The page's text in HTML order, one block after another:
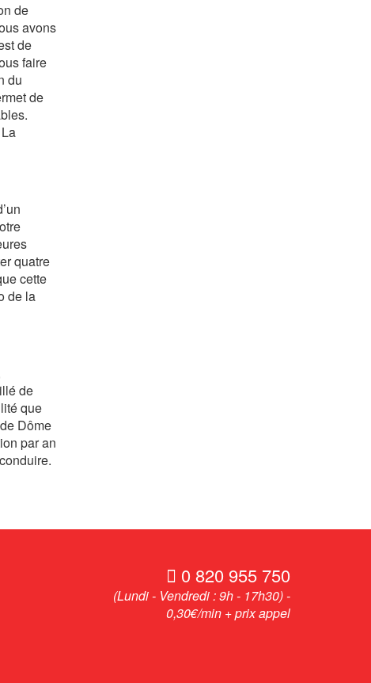
de
avons
de
faire
du
de
quatre
cette
de la
de
que
Dôme
par an
0 820 955 750
(Lundi - Vendredi : 9h - 17h30) -
0,30€/min + prix appel